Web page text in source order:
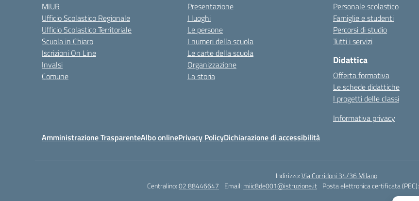
MIUR
Ufficio Scolastico Regionale
Ufficio Scolastico Territoriale
Scuola in Chiaro
Iscrizioni On Line
Invalsi
Comune
Presentazione
I luoghi
Le persone
I numeri della scuola
Le carte della scuola
Organizzazione
La storia
Personale scolastico
Famiglie e studenti
Percorsi di studio
Tutti i servizi
Didattica
Offerta formativa
Le schede didattiche
I progetti delle classi
Informativa privacy
Amministrazione TrasparenteAlbo onlinePrivacy PolicyDichiarazione di accessibilità
Indirizzo:Via Corridoni 34/36 Milano
Centralino:02 88446647 Email: miic8de001@istruzione.it Posta elettronica certificata (PEC):